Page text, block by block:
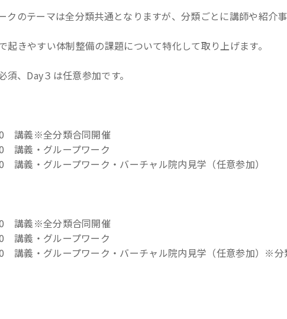
のテーマは全分類共通となりますが、分類ごとに講師や紹介
きやすい体制整備の課題について特化して取り上げます。
、Day３は任意参加です。
講義※全分類合同開催
講義・グループワーク
義・グループワーク・バーチャル院内見学（任意参加）
講義※全分類合同開催
講義・グループワーク
講義・グループワーク・バーチャル院内見学（任意参加）※